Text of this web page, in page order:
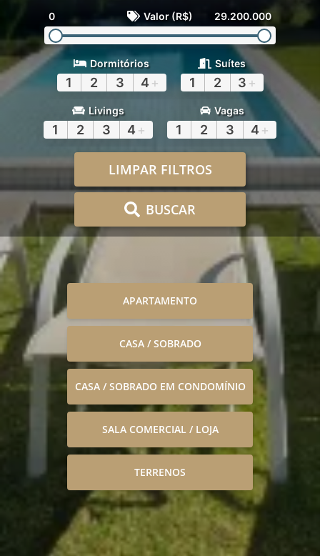
0 Valor (R$) 29.200.000
Dormitórios
1 2 3 4 +
Suítes
1 2 3 +
Livings
1 2 3 4 +
Vagas
1 2 3 4 +
LIMPAR FILTROS
BUSCAR
APARTAMENTO
CASA / SOBRADO
CASA / SOBRADO EM CONDOMÍNIO
SALA COMERCIAL / LOJA
TERRENOS